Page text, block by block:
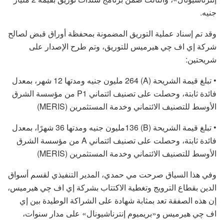
جنيه.
وقد تم إسناد عملية التوريق المضمونة بمحفظة أوراق قبض لصالح
شركة إي اف چي هيرميس للتوريق، وتم طرح الإصدار على
شريحتين:
• تبلغ قيمة الشريحة (A) 264 مليون جنيه ومدتها 12 شهر، بمعدل
فائدة ثابتة، وحصلت على تصنيف ائتماني P1 من مؤسسة الشرق
الأوسط للتصنيف الائتماني وخدمة المستثمرين (MERIS)
• تبلغ قيمة الشريحة (B) 136مليون جنيه ومدتها 36 شهرًا، بمعدل
فائدة ثابتة، وحصلت على تصنيف ائتماني A من مؤسسة الشرق
الأوسط للتصنيف الائتماني وخدمة المستثمرين (MERIS)
وفي هذا السياق صرحت مي حمدي، المدير التنفيذي لقسم أسواق
الدين بقطاع الترويج وتغطية الاكتتاب بشركة إي اف چي هيرميس،
إن هذه الصفقة تعد بمثابة شهادة على الشراكة الوطيدة بين إي
اف چي هيرميس و«بريميوم إنترناشيونال» على مدار سنوات،